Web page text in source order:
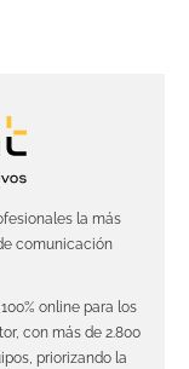
la más
comunicación
online para los
con más de 2.800
priorizando la